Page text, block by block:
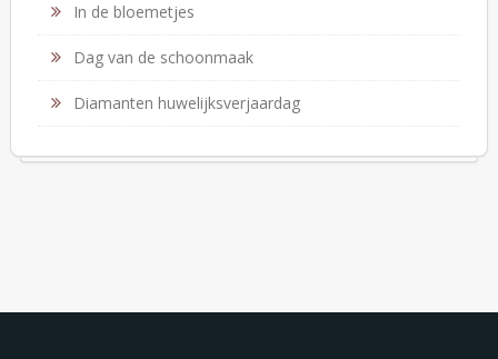
In de bloemetjes
Dag van de schoonmaak
Diamanten huwelijksverjaardag